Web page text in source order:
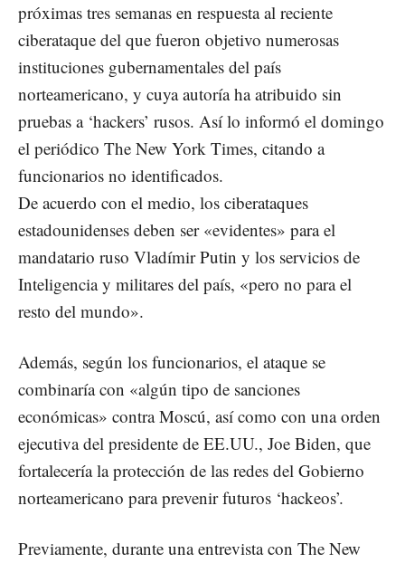
próximas tres semanas en respuesta al reciente
ciberataque del que fueron objetivo numerosas
instituciones gubernamentales del país
norteamericano, y cuya autoría ha atribuido sin
pruebas a ‘hackers’ rusos. Así lo informó el domingo
el periódico The New York Times, citando a
funcionarios no identificados.
De acuerdo con el medio, los ciberataques
estadounidenses deben ser «evidentes» para el
mandatario ruso Vladímir Putin y los servicios de
Inteligencia y militares del país, «pero no para el
resto del mundo».
Además, según los funcionarios, el ataque se
combinaría con «algún tipo de sanciones
económicas» contra Moscú, así como con una orden
ejecutiva del presidente de EE.UU., Joe Biden, que
fortalecería la protección de las redes del Gobierno
norteamericano para prevenir futuros ‘hackeos’.
Previamente, durante una entrevista con The New